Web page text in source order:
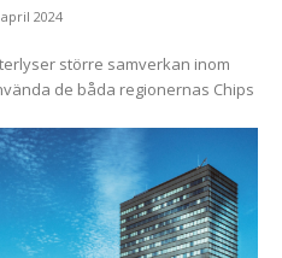
april 2024
större samverkan inom
de båda regionernas Chips